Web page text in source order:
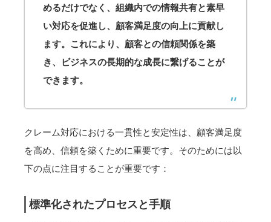
めるだけでなく、組織内での情報共有と素早
い対応を促進し、顧客満足度の向上に貢献し
ます。これにより、顧客との信頼関係を築
き、ビジネスの長期的な成長に繋げることが
できます。
クレーム対応における一貫性と安定性は、顧客満足度
を高め、信頼を築くために重要です。そのためには以
下の点に注目することが重要です：
標準化されたプロセスと手順